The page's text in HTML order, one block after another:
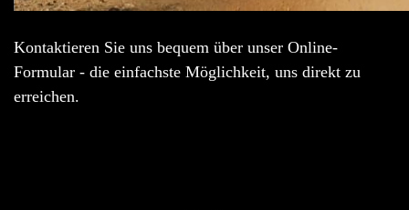
Kontaktieren Sie uns bequem über unser Online-
Formular - die einfachste Möglichkeit, uns direkt zu
erreichen.